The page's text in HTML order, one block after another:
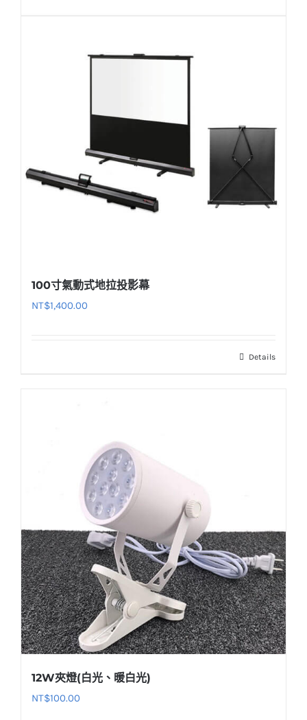
100寸氣動式地拉投影幕
NT$1,400.00
Details
12W夾燈(白光、暖白光)
NT$100.00